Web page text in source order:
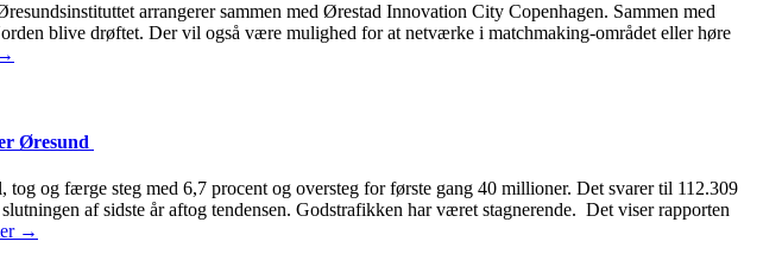
arrangerer sammen med Ørestad Innovation City Copenhagen. Sammen med
blive drøftet. Der vil også være mulighed for at netværke i matchmaking-området eller høre
Øresund
og færge steg med 6,7 procent og oversteg for første gang 40 millioner. Det svarer til 112.309
af sidste år aftog tendensen. Godstrafikken har været stagnerende. Det viser rapporten
→